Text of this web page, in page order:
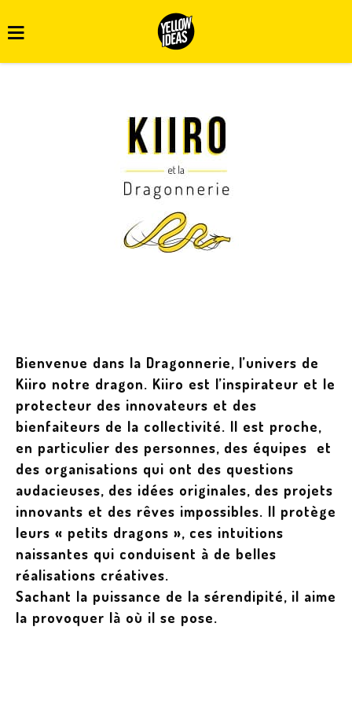
Bienvenue dans la Dragonnerie, l’univers de
Kiiro notre dragon. Kiiro est l’inspirateur et le
protecteur des innovateurs et des
bienfaiteurs de la collectivité. Il est proche,
en particulier des personnes, des équipes et
des organisations qui ont des questions
audacieuses, des idées originales, des projets
innovants et des rêves impossibles. Il protège
leurs « petits dragons », ces intuitions
naissantes qui conduisent à de belles
réalisations créatives.
Sachant la puissance de la sérendipité, il aime
la provoquer là où il se pose.